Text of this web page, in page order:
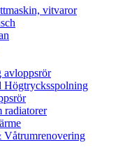
vitvaror
avloppsrör
Högtrycksspolning
radiatorer